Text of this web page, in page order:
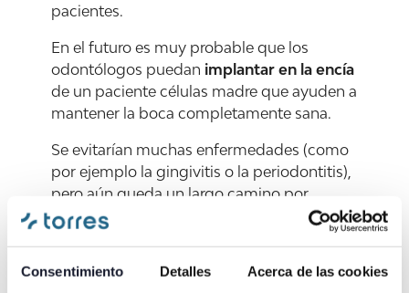
Consentimiento Detalles Acerca de las cookies
pacientes.
En el futuro es muy probable que los
odontólogos puedan implantar en la encía
de un paciente células madre que ayuden a
mantener la boca completamente sana.
Se evitarían muchas enfermedades (como
por ejemplo la gingivitis o la periodontitis),
pero aún queda un largo camino por
recorrer. Estas técnicas aún no se han
quedan algunos